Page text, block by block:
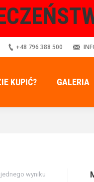
+48 796 388 500
KUPIĆ? GALERIA
wyniku